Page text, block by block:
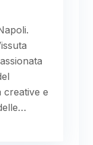
creative e